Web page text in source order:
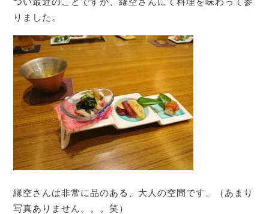
りました。
縁空さんは非常に品のある、大人の空間です。（あまり
写真ありません。。。笑）